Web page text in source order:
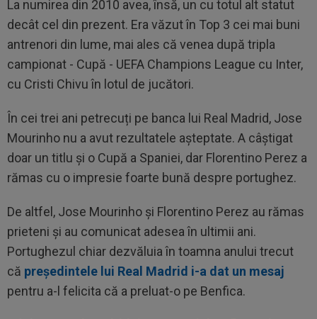
La numirea din 2010 avea, însă, un cu totul alt statut
decât cel din prezent. Era văzut în Top 3 cei mai buni
antrenori din lume, mai ales că venea după tripla
campionat - Cupă - UEFA Champions League cu Inter,
cu Cristi Chivu în lotul de jucători.
În cei trei ani petrecuți pe banca lui Real Madrid, Jose
Mourinho nu a avut rezultatele așteptate. A câștigat
doar un titlu și o Cupă a Spaniei, dar Florentino Perez a
rămas cu o impresie foarte bună despre portughez.
De altfel, Jose Mourinho și Florentino Perez au rămas
prieteni și au comunicat adesea în ultimii ani.
Portughezul chiar dezvăluia în toamna anului trecut
că președintele lui Real Madrid i-a dat un mesaj
pentru a-l felicita că a preluat-o pe Benfica.